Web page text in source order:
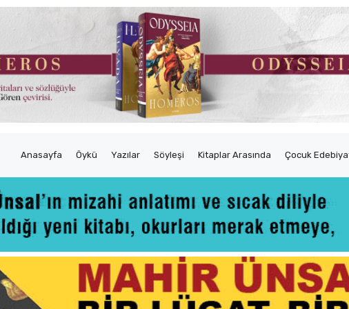
Anasayfa Öykü Yazılar Söyleşi Kitaplar Arasında Çocuk